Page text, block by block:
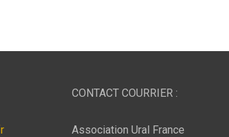
CONTACT COURRIER :
Association Ural France